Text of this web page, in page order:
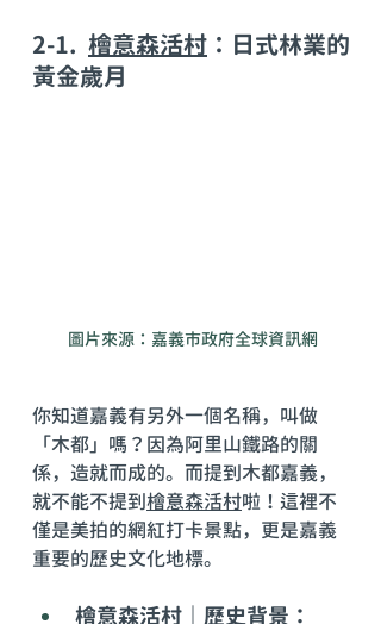
2-1. 檜意森活村 ：日式林業的
黃金歲月
圖片來源：嘉義市政府全球資訊網
你知道嘉義有另外一個名稱，叫做
「木都」嗎？因為阿里山鐵路的關
係，造就而成的。而提到木都嘉義，
就不能不提到檜意森活村啦！這裡不
僅是美拍的網紅打卡景點，更是嘉義
重要的歷史文化地標。
檜意森活村｜歷史背景：